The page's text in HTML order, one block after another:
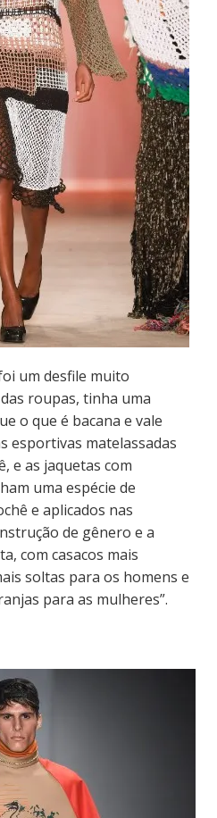
um desfile muito
roupas, tinha uma
o que é bacana e vale
esportivas matelassadas
e as jaquetas com
uma espécie de
e aplicados nas
de gênero e a
com casacos mais
soltas para os homens e
para as mulheres”.